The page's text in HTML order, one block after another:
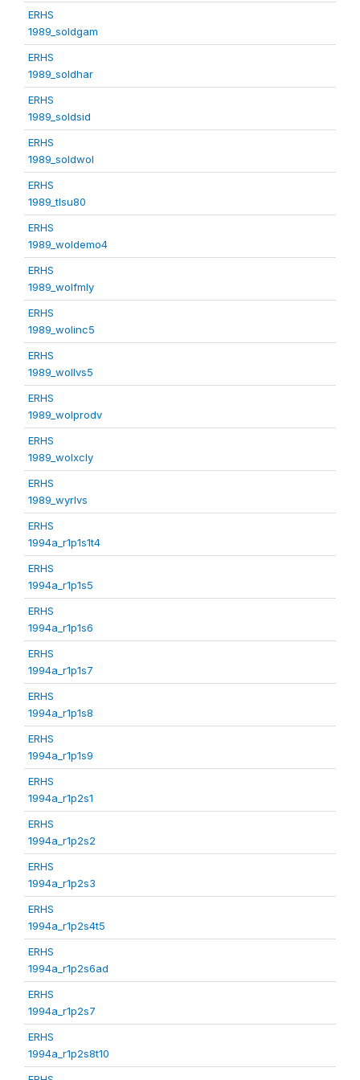
ERHS
1989_soldgam
ERHS
1989_soldhar
ERHS
1989_soldsid
ERHS
1989_soldwol
ERHS
1989_tlsu80
ERHS
1989_woldemo4
ERHS
1989_wolfmly
ERHS
1989_wolinc5
ERHS
1989_wollvs5
ERHS
1989_wolprodv
ERHS
1989_wolxcly
ERHS
1989_wyrlvs
ERHS
1994a_r1p1s1t4
ERHS
1994a_r1p1s5
ERHS
1994a_r1p1s6
ERHS
1994a_r1p1s7
ERHS
1994a_r1p1s8
ERHS
1994a_r1p1s9
ERHS
1994a_r1p2s1
ERHS
1994a_r1p2s2
ERHS
1994a_r1p2s3
ERHS
1994a_r1p2s4t5
ERHS
1994a_r1p2s6ad
ERHS
1994a_r1p2s7
ERHS
1994a_r1p2s8t10